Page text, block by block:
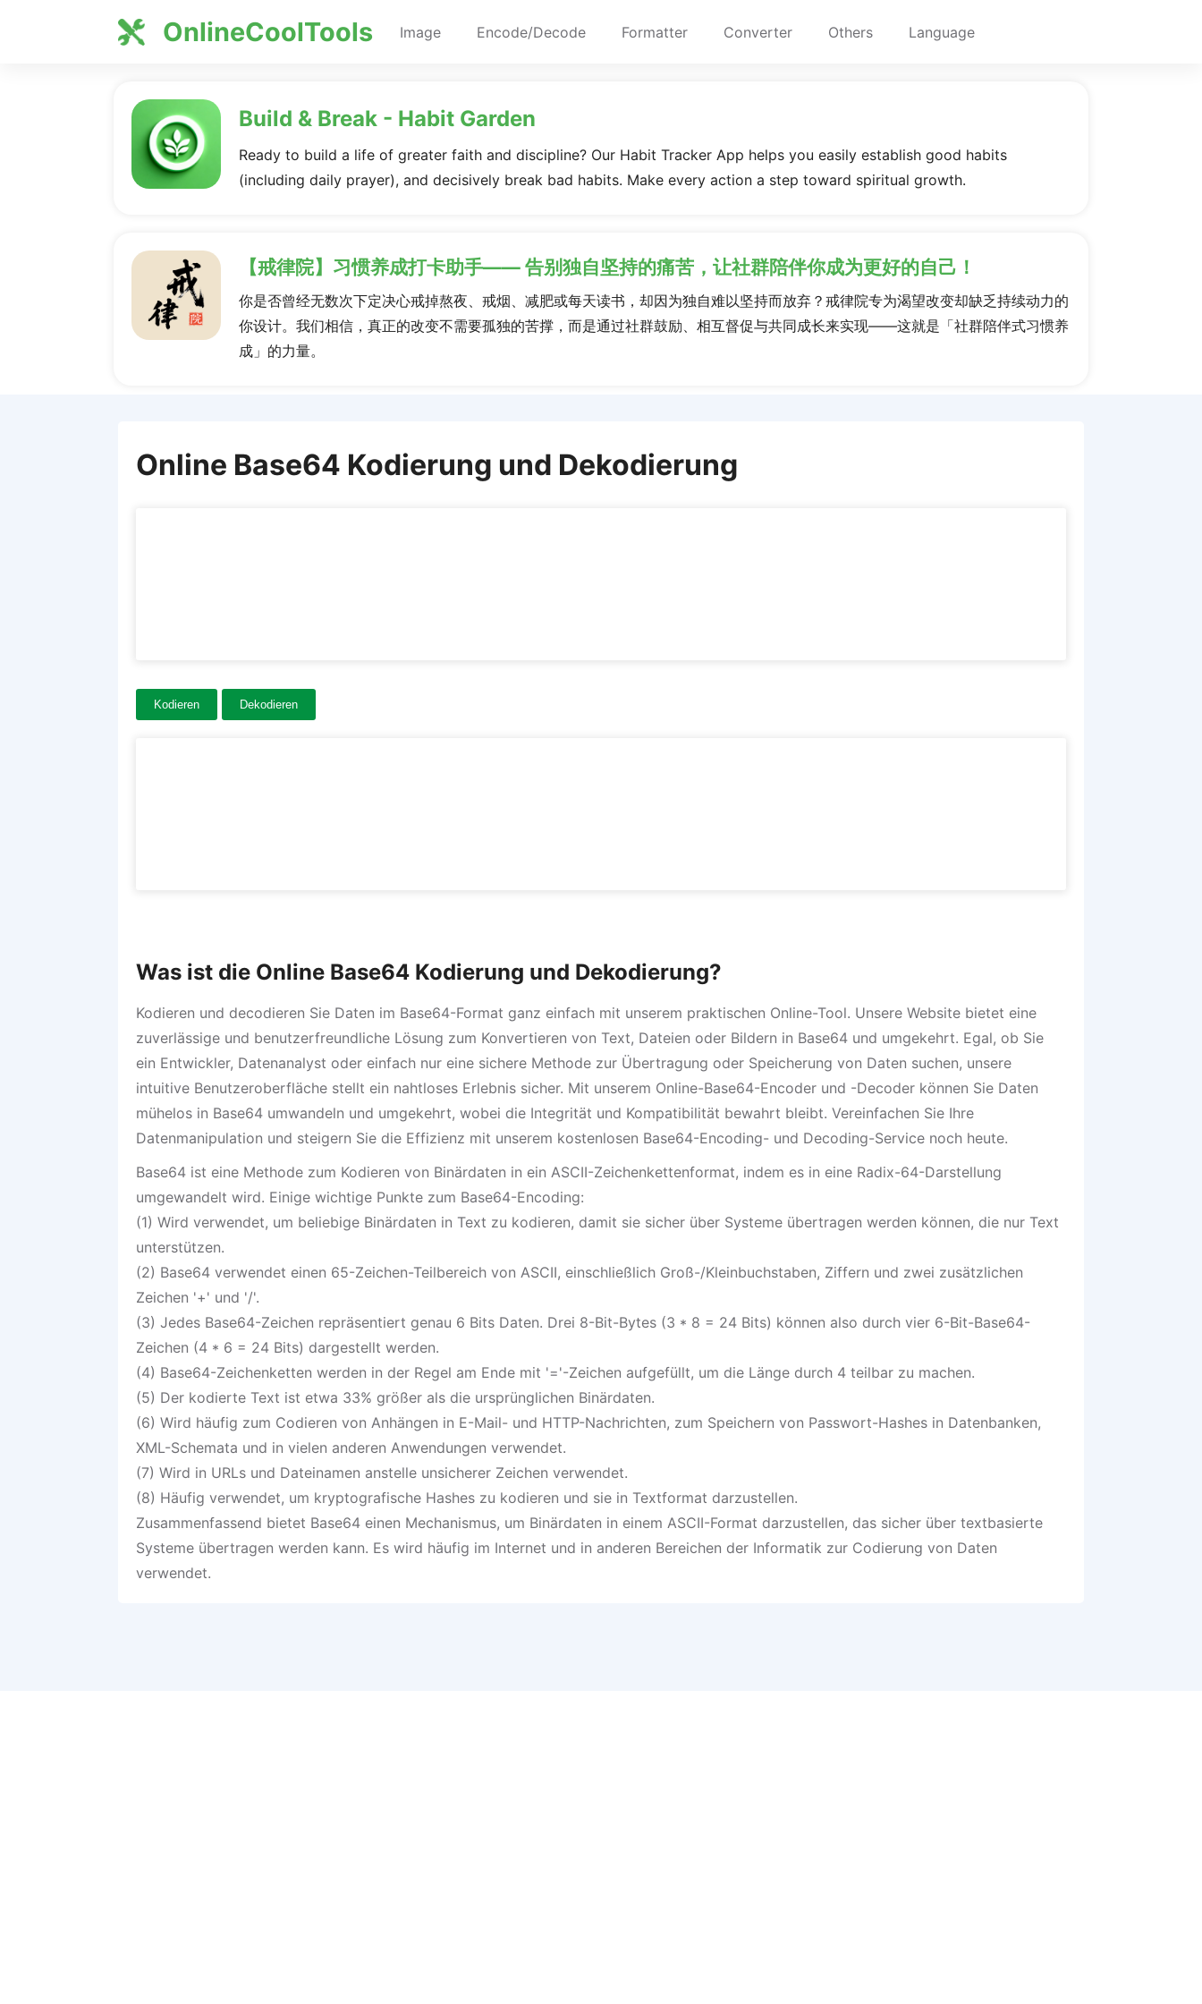
OnlineCoolTools Image Encode/Decode Formatter Converter Others Language
Build & Break - Habit Garden
Ready to build a life of greater faith and discipline? Our Habit Tracker App helps you easily establish good habits
(including daily prayer), and decisively break bad habits. Make every action a step toward spiritual growth.
【戒律院】习惯养成打卡助手—— 告别独自坚持的痛苦，让社群陪伴你成为更好的自己！
你是否曾经无数次下定决心戒掉熬夜、戒烟、减肥或每天读书，却因为独自难以坚持而放弃？戒律院专为渴望改变却缺乏持续动力的
你设计。我们相信，真正的改变不需要孤独的苦撑，而是通过社群鼓励、相互督促与共同成长来实现——这就是「社群陪伴式习惯养
成」的力量。
Online Base64 Kodierung und Dekodierung
Kodieren Dekodieren
Was ist die Online Base64 Kodierung und Dekodierung?
Kodieren und decodieren Sie Daten im Base64-Format ganz einfach mit unserem praktischen Online-Tool. Unsere Website bietet eine
zuverlässige und benutzerfreundliche Lösung zum Konvertieren von Text, Dateien oder Bildern in Base64 und umgekehrt. Egal, ob Sie
ein Entwickler, Datenanalyst oder einfach nur eine sichere Methode zur Übertragung oder Speicherung von Daten suchen, unsere
intuitive Benutzeroberfläche stellt ein nahtloses Erlebnis sicher. Mit unserem Online-Base64-Encoder und -Decoder können Sie Daten
mühelos in Base64 umwandeln und umgekehrt, wobei die Integrität und Kompatibilität bewahrt bleibt. Vereinfachen Sie Ihre
Datenmanipulation und steigern Sie die Effizienz mit unserem kostenlosen Base64-Encoding- und Decoding-Service noch heute.
Base64 ist eine Methode zum Kodieren von Binärdaten in ein ASCII-Zeichenkettenformat, indem es in eine Radix-64-Darstellung
umgewandelt wird. Einige wichtige Punkte zum Base64-Encoding:
(1) Wird verwendet, um beliebige Binärdaten in Text zu kodieren, damit sie sicher über Systeme übertragen werden können, die nur Text
unterstützen.
(2) Base64 verwendet einen 65-Zeichen-Teilbereich von ASCII, einschließlich Groß-/Kleinbuchstaben, Ziffern und zwei zusätzlichen
Zeichen '+' und '/'.
(3) Jedes Base64-Zeichen repräsentiert genau 6 Bits Daten. Drei 8-Bit-Bytes (3 * 8 = 24 Bits) können also durch vier 6-Bit-Base64-
Zeichen (4 * 6 = 24 Bits) dargestellt werden.
(4) Base64-Zeichenketten werden in der Regel am Ende mit '='-Zeichen aufgefüllt, um die Länge durch 4 teilbar zu machen.
(5) Der kodierte Text ist etwa 33% größer als die ursprünglichen Binärdaten.
(6) Wird häufig zum Codieren von Anhängen in E-Mail- und HTTP-Nachrichten, zum Speichern von Passwort-Hashes in Datenbanken,
XML-Schemata und in vielen anderen Anwendungen verwendet.
(7) Wird in URLs und Dateinamen anstelle unsicherer Zeichen verwendet.
(8) Häufig verwendet, um kryptografische Hashes zu kodieren und sie in Textformat darzustellen.
Zusammenfassend bietet Base64 einen Mechanismus, um Binärdaten in einem ASCII-Format darzustellen, das sicher über textbasierte
Systeme übertragen werden kann. Es wird häufig im Internet und in anderen Bereichen der Informatik zur Codierung von Daten
verwendet.